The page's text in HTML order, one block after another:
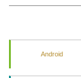
Android